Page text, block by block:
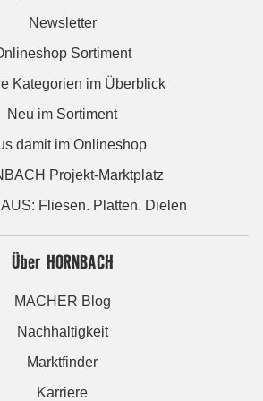
Newsletter
Sortiment
Kategorien im Überblick
Neu im Sortiment
damit im Onlineshop
Projekt-Marktplatz
Fliesen. Platten. Dielen
Über HORNBACH
MACHER Blog
Nachhaltigkeit
Marktfinder
Karriere